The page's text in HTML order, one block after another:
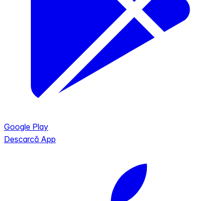
Google Play
Descarcă App